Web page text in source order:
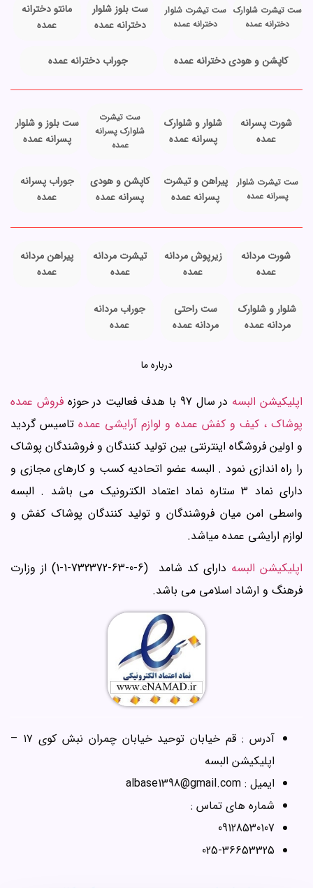
ست تیشرت شلوارک
دخترانه عمده
ست تیشرت شلوار
دخترانه عمده
ست بلوز شلوار
دخترانه عمده
مانتو دخترانه
عمده
کاپشن و هودی دخترانه عمده جوراب دخترانه عمده
شورت پسرانه
عمده
شلوار و شلوارک
پسرانه عمده
ست تیشرت
شلوارک پسرانه
عمده
ست بلوز و شلوار
پسرانه عمده
ست تیشرت شلوار
پسرانه عمده
پیراهن و تیشرت
پسرانه عمده
کاپشن و هودی
پسرانه عمده
جوراب پسرانه
عمده
شورت مردانه
عمده
زیرپوش مردانه
عمده
تیشرت مردانه
عمده
پیراهن مردانه
عمده
شلوار و شلوارک
مردانه عمده
ست راحتی
مردانه عمده
جوراب مردانه
عمده
درباره ما
اپلیکیشن البسه در سال 97 با هدف فعالیت در حوزه
فروش عمده
پوشاک ، کیف و کفش عمده و لوازم آرایشی عمدهتاسیس گردید
و اولین فروشگاه اینترنتی بین تولید کنندگان و فروشندگان پوشاک
را راه اندازی نمود . البسه عضو اتحادیه کسب و کارهای مجازی و
دارای نماد 3 ستاره نماد اعتماد الکترونیک می باشد . البسه
واسطی امن میان فروشندگان و تولید کنندگان پوشاک کفش و
لوازم ارایشی عمده میاشد.
اپلیکیشن البسه
دارای کد شامد (6-0-63-732372-1-1) از وزارت
فرهنگ و ارشاد اسلامی می باشد.
آدرس : قم خیابان توحید خیابان چمران نبش کوی ۱۷ –
اپلیکیشن البسه
ایمیل : albase1398@gmail.com
شماره های تماس :
09128530107
025-36653325